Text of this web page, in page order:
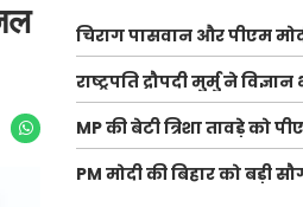
चिराग पासवान और पीएम
पूजा के समापन पर देशवासियों
शुभकामनाएं, छठी मैया से देश
की कामना की
राष्ट्रपति द्रौपदी मुर्मु ने
आयोजित आदि कर्मयोगी
राष्ट्रीय कॉन्क्लेव में मध्यप्रदेश
सम्मानित किया
MP की बेटी त्रिशा तावड़े को
किया सम्मानित, राष्ट्रीय स्तर
कौशल विकास का परचम
PM मोदी की बिहार को बड़ी